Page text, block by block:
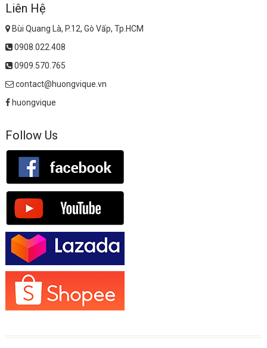
Liên Hệ
Bùi Quang Là, P.12, Gò Vấp, Tp.HCM
0908.022.408
0909.570.765
contact@huongvique.vn
huongvique
Follow Us